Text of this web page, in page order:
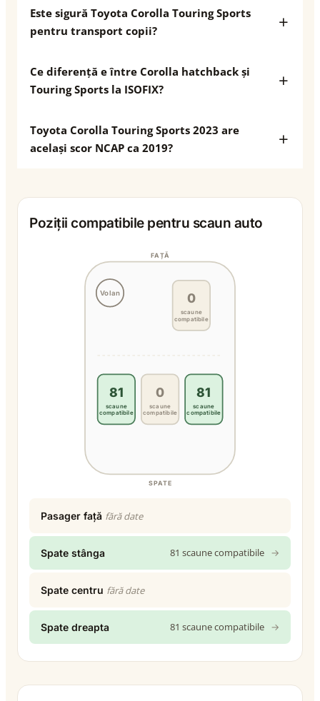
Este sigură Toyota Corolla Touring Sports
pentru transport copii?
Ce diferență e între Corolla hatchback și
Touring Sports la ISOFIX?
Toyota Corolla Touring Sports 2023 are
același scor NCAP ca 2019?
Poziții compatibile pentru scaun auto
Volan
FAȚĂ
SPATE
0
scaune
compatibile
81
scaune
compatibile
0
scaune
compatibile
81
scaune
compatibile
Pasager față fără date
Spate stânga 81 scaune compatibile →
Spate centru fără date
Spate dreapta 81 scaune compatibile →